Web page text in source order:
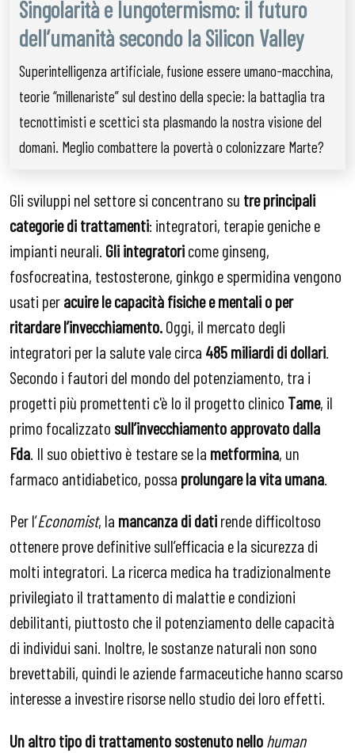
Singolarità e lungotermismo: il futuro
dell’umanità secondo la Silicon Valley
Superintelligenza artificiale, fusione essere umano-macchina,
teorie “millenariste” sul destino della specie: la battaglia tra
tecnottimisti e scettici sta plasmando la nostra visione del
domani. Meglio combattere la povertà o colonizzare Marte?
Gli sviluppi nel settore si concentrano su tre principali
categorie di trattamenti: integratori, terapie geniche e
impianti neurali. Gliintegratoricome ginseng,
fosfocreatina, testosterone, ginkgo e spermidina vengono
usati peracuire le capacità fisiche e mentali o per
ritardare l’invecchiamento.Oggi, il mercato degli
integratori per la salute vale circa 485 miliardi di dollari
Secondo i fautori del mondo del potenziamento, tra i
progetti più promettenti c'è lo il progetto clinico Tame, il
primo focalizzato sull’invecchiamentoapprovatodalla
Fda . Il suo obiettivo è testare se la metformina, un
farmaco antidiabetico, possa prolungare la vita umana
Per l’Economist, la mancanza di datirende difficoltoso
ottenere prove definitive sull’efficacia e la sicurezza di
molti integratori. La ricerca medica ha tradizionalmente
privilegiato il trattamento di malattie e condizioni
debilitanti, piuttosto che il potenziamento delle capacità
di individui sani. Inoltre, le sostanze naturali non sono
brevettabili, quindi le aziende farmaceutiche hanno scarso
interesse a investire risorse nello studio dei loro effetti.
Un altro tipo di trattamento sostenuto nello human